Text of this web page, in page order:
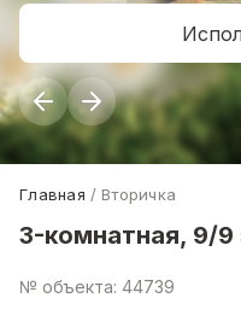
Главная Вторичка
3-комнатная, 9/9
№ объекта: 44739